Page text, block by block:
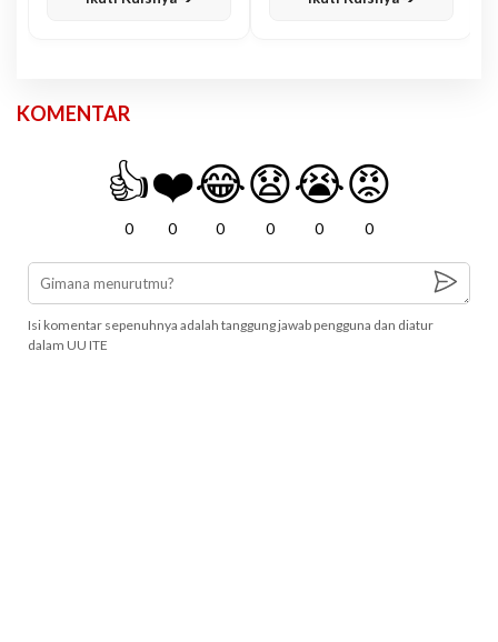
KOMENTAR
👍
0
❤️
0
😂
0
😧
0
😭
0
😡
0
Isi komentar sepenuhnya adalah tanggung jawab pengguna dan diatur
dalam UU ITE